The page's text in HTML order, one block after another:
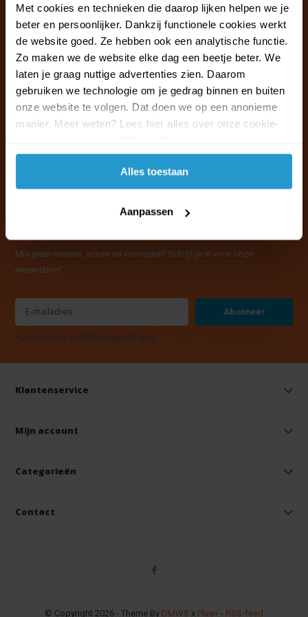
Met cookies en technieken die daarop lijken helpen we je
beter en persoonlijker. Dankzij functionele cookies werkt
de website goed. Ze hebben ook een analytische functie.
Zo maken we de website elke dag een beetje beter. We
laten je graag nuttige advertenties zien. Daarom
gebruiken we technologie om je gedrag binnen en buiten
onze website te volgen. Dat doen we op een anonieme
manier. Meer weten? Lees hier alles over onze cookie-
accepteren.
Alles toestaan
Aanpassen
Naar de klantenservice & FAQ
+31 (0)13 785 62 41
info@jouwoutlet.nl
Mis geen nieuws, acties en voordelen! Schrijf je in voor onze
nieuwsbrief
Abonneer
* Lees hier de wettelijke beperkingen
Klantenservice
Mijn account
Categorieën
Contact
© Copyright 2026 - Theme By DMWS x Plus+ - RSS-feed